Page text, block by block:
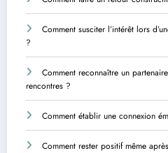
Comment susciter l’intérêt lors
?
Comment reconnaître un
rencontres ?
Comment établir une connexion
Comment rester positif même